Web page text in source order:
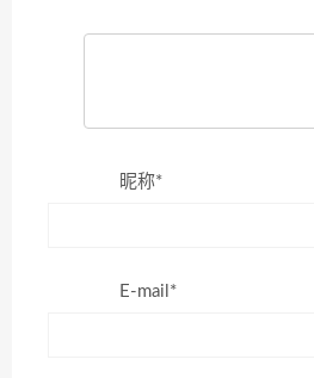
昵称*
E-mail*